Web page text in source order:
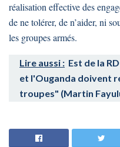
réalisation effective des
de ne tolérer, de n’aider, ni
les groupes armés.
Lire aussi : Est de la
et l'Ouganda doivent
troupes" (Martin